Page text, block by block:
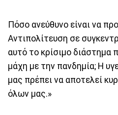
Πόσο ανεύθυνο είναι να
Αντιπολίτευση σε
αυτό το κρίσιμο διάστημα
μάχη με την πανδημία; Η
μας πρέπει να αποτελεί
όλων μας.»